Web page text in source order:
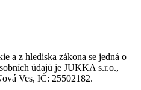
a z hlediska zákona se jedná o
údajů je JUKKA s.r.o.,
Ves, IČ: 25502182.